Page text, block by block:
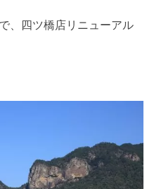
、四ツ橋店リニューアル